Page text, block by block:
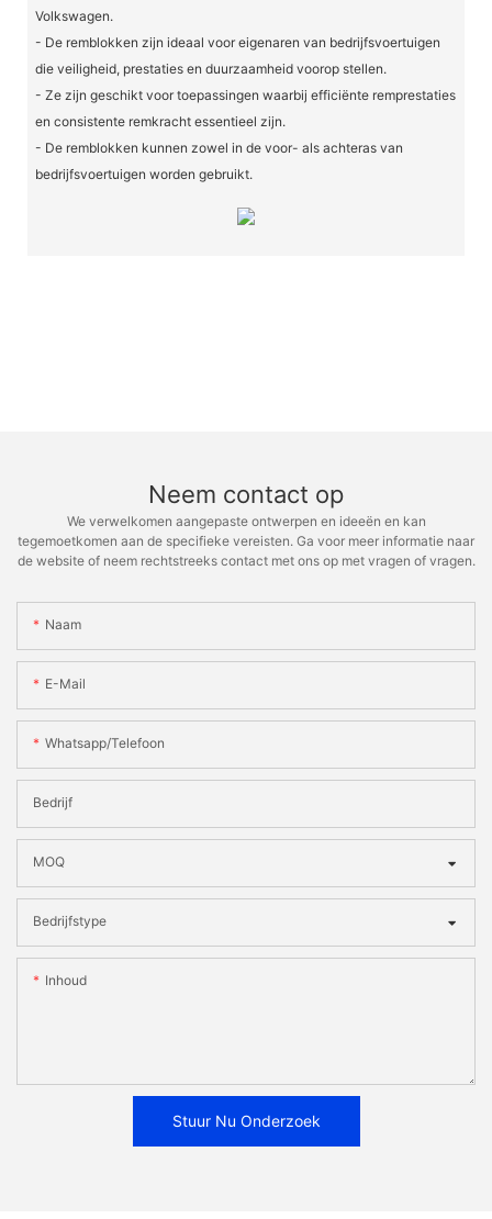
Volkswagen.
- De remblokken zijn ideaal voor eigenaren van bedrijfsvoertuigen
die veiligheid, prestaties en duurzaamheid voorop stellen.
- Ze zijn geschikt voor toepassingen waarbij efficiënte remprestaties
en consistente remkracht essentieel zijn.
- De remblokken kunnen zowel in de voor- als achteras van
bedrijfsvoertuigen worden gebruikt.
Neem contact op
We verwelkomen aangepaste ontwerpen en ideeën en kan
tegemoetkomen aan de specifieke vereisten. Ga voor meer informatie naar
de website of neem rechtstreeks contact met ons op met vragen of vragen.
Naam
E-Mail
Whatsapp/telefoon
Bedrijf
MOQ
Bedrijfstype
Inhoud
Stuur Nu Onderzoek